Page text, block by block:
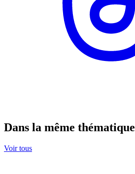
Dans la même thématique
Voir tous